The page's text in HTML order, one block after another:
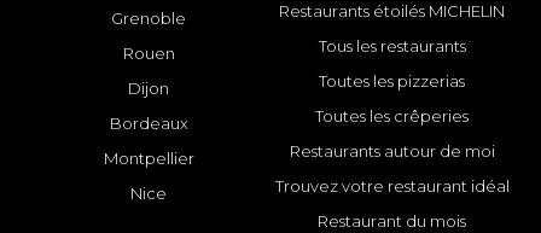
Grenoble
Rouen
Dijon
Bordeaux
Montpellier
Nice
Restaurants étoilés MICHELIN
Tous les restaurants
Toutes les pizzerias
Toutes les crêperies
Restaurants autour de moi
Trouvez votre restaurant idéal
Restaurant du mois